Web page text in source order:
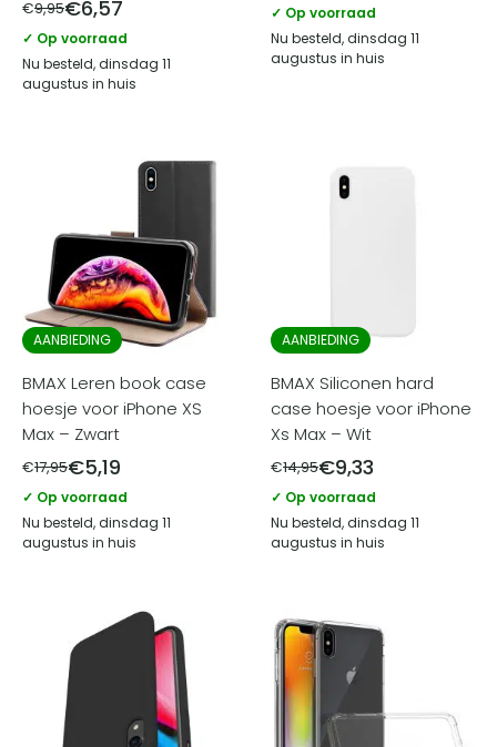
€9,95€6,57
✓ Op voorraad
Nu besteld, dinsdag 11
augustus in huis
✓ Op voorraad
Nu besteld, dinsdag 11
augustus in huis
AANBIEDING
BMAX Leren book case
hoesje voor iPhone XS
Max – Zwart
€17,95€5,19
✓ Op voorraad
Nu besteld, dinsdag 11
augustus in huis
AANBIEDING
BMAX Siliconen hard
case hoesje voor iPhone
Xs Max – Wit
€14,95€9,33
✓ Op voorraad
Nu besteld, dinsdag 11
augustus in huis